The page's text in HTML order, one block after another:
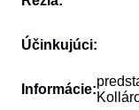
Účinkujúci:
Informácie: